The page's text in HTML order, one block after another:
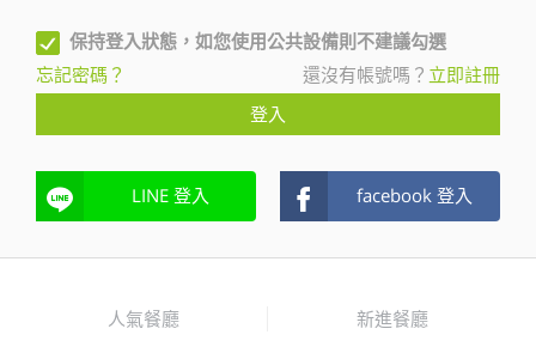
保持登入狀態，如您使用公共設備則不建議勾選
忘記密碼？
還沒有帳號嗎？ 立即註冊
登入
LINE 登入 facebook 登入
人氣餐廳 新進餐廳